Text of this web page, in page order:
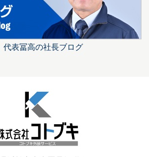
代表冨高の社長ブログ